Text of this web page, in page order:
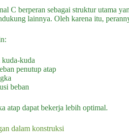
C berperan sebagai struktur utama
lainnya. Oleh karena itu,
kuda
penutup atap
beban
atap dapat bekerja lebih optimal.
dalam konstruksi